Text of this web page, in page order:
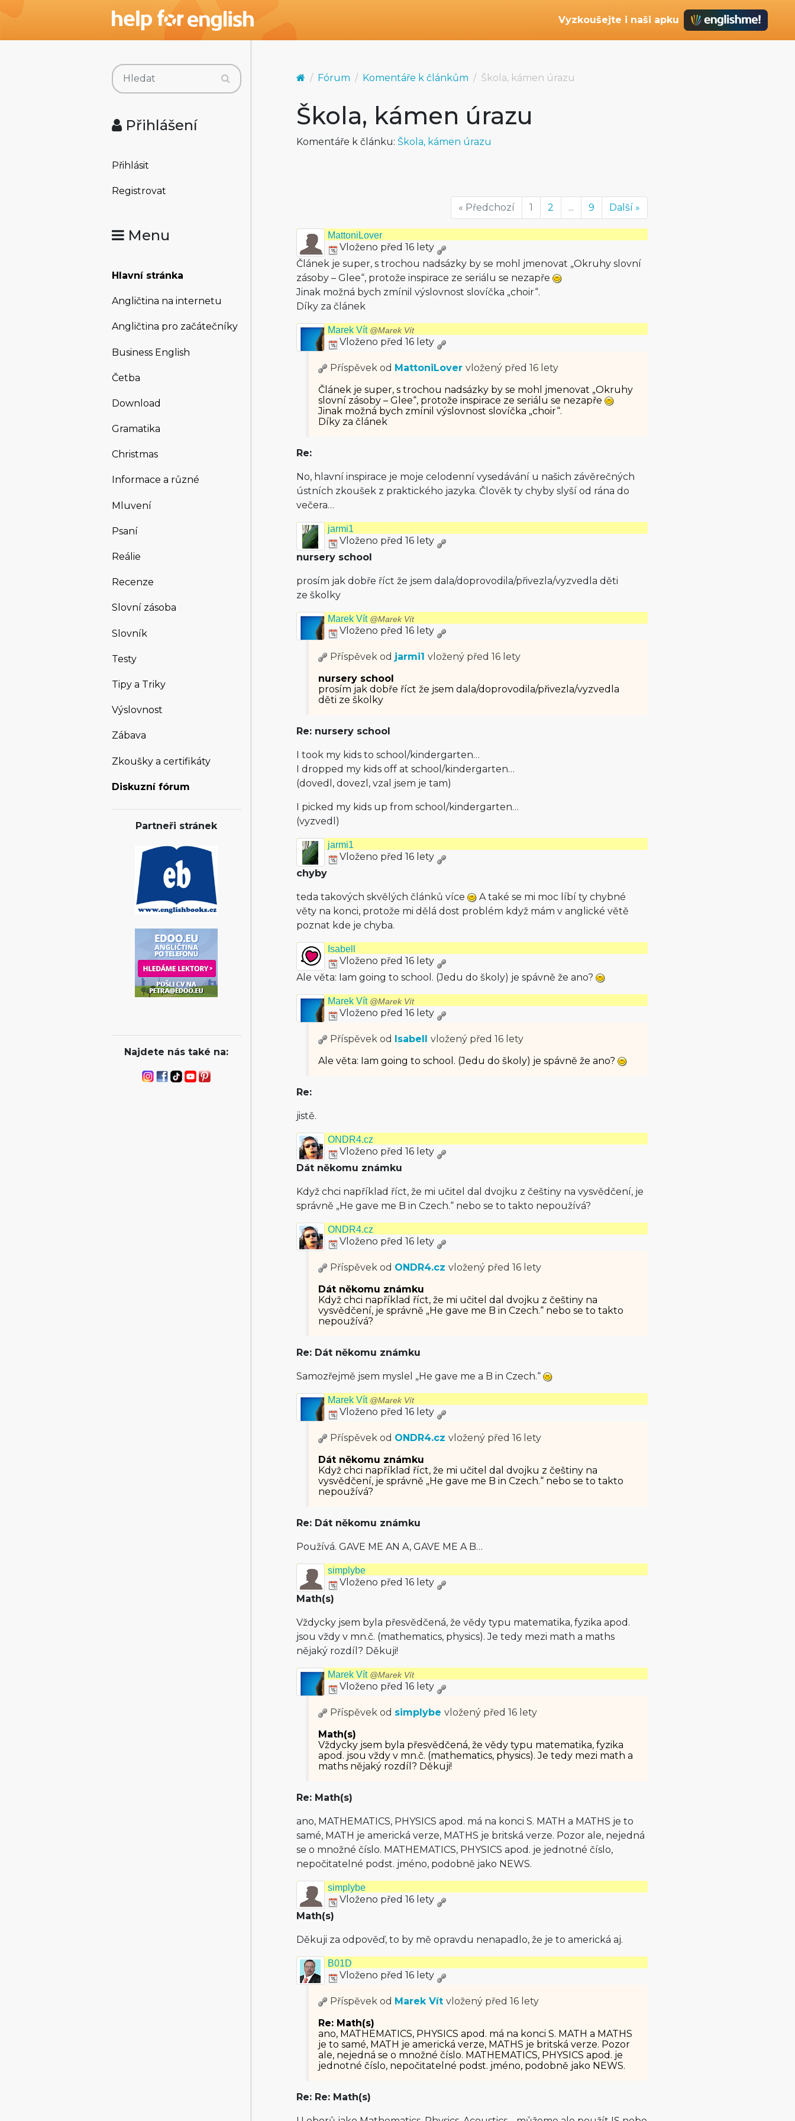
Vyzkoušejte i naši apku
Přihlášení
Přihlásit
Registrovat
Menu
Hlavní stránka
Angličtina na internetu
Angličtina pro začátečníky
Business English
Četba
Download
Gramatika
Christmas
Informace a různé
Mluvení
Psaní
Reálie
Recenze
Slovní zásoba
Slovník
Testy
Tipy a Triky
Výslovnost
Zábava
Zkoušky a certifikáty
Diskuzní fórum
Partneři stránek
Najdete nás také na:
Fórum Komentáře k článkům Škola, kámen úrazu
Škola, kámen úrazu
Komentáře k článku: Škola, kámen úrazu
« Předchozí 1 2 ... 9 Další »
MattoniLover
Vloženo před 16 lety
Článek je super, s trochou nadsázky by se mohl jmenovat „Okruhy slovní
zásoby – Glee“, protože inspirace ze seriálu se nezapře
Jinak možná bych zmínil výslovnost slovíčka „choir“.
Díky za článek
Marek Vít @Marek Vít
Vloženo před 16 lety
Příspěvek od MattoniLover vložený před 16 lety
Článek je super, s trochou nadsázky by se mohl jmenovat „Okruhy
slovní zásoby – Glee“, protože inspirace ze seriálu se nezapře
Jinak možná bych zmínil výslovnost slovíčka „choir“.
Díky za článek
Re:
No, hlavní inspirace je moje celodenní vysedávání u našich závěrečných
ústních zkoušek z praktického jazyka. Člověk ty chyby slyší od rána do
večera…
jarmi1
Vloženo před 16 lety
nursery school
prosím jak dobře říct že jsem dala/doprovodi­la/přivezla/vyz­vedla děti
ze školky
Marek Vít @Marek Vít
Vloženo před 16 lety
Příspěvek od jarmi1 vložený před 16 lety
nursery school
prosím jak dobře říct že jsem dala/doprovodi­la/přivezla/vyz­vedla
děti ze školky
Re: nursery school
I took my kids to school/kinder­garten…
I dropped my kids off at school/kinder­garten…
(dovedl, dovezl, vzal jsem je tam)
I picked my kids up from school/kinder­garten…
(vyzvedl)
jarmi1
Vloženo před 16 lety
chyby
teda takových skvělých článků více
A také se mi moc líbí ty chybné
věty na konci, protože mi dělá dost problém když mám v anglické větě
poznat kde je chyba.
Isabell
Vloženo před 16 lety
Ale věta: Iam going to school. (Jedu do školy) je spávně že ano?
Marek Vít @Marek Vít
Vloženo před 16 lety
Příspěvek od Isabell vložený před 16 lety
Ale věta: Iam going to school. (Jedu do školy) je spávně že ano?
Re:
jistě.
ONDR4.cz
Vloženo před 16 lety
Dát někomu známku
Když chci například říct, že mi učitel dal dvojku z češtiny na vysvědčení, je
správně „He gave me B in Czech.“ nebo se to takto nepoužívá?
ONDR4.cz
Vloženo před 16 lety
Příspěvek od ONDR4.cz vložený před 16 lety
Dát někomu známku
Když chci například říct, že mi učitel dal dvojku z češtiny na
vysvědčení, je správně „He gave me B in Czech.“ nebo se to takto
nepoužívá?
Re: Dát někomu známku
Samozřejmě jsem myslel „He gave me a B in Czech.“
Marek Vít @Marek Vít
Vloženo před 16 lety
Příspěvek od ONDR4.cz vložený před 16 lety
Dát někomu známku
Když chci například říct, že mi učitel dal dvojku z češtiny na
vysvědčení, je správně „He gave me B in Czech.“ nebo se to takto
nepoužívá?
Re: Dát někomu známku
Používá. GAVE ME AN A, GAVE ME A B…
simplybe
Vloženo před 16 lety
Math(s)
Vždycky jsem byla přesvědčená, že vědy typu matematika, fyzika apod.
jsou vždy v mn.č. (mathematics, physics). Je tedy mezi math a maths
nějaký rozdíl? Děkuji!
Marek Vít @Marek Vít
Vloženo před 16 lety
Příspěvek od simplybe vložený před 16 lety
Math(s)
Vždycky jsem byla přesvědčená, že vědy typu matematika, fyzika
apod. jsou vždy v mn.č. (mathematics, physics). Je tedy mezi math a
maths nějaký rozdíl? Děkuji!
Re: Math(s)
ano, MATHEMATICS, PHYSICS apod. má na konci S. MATH a MATHS je to
samé, MATH je americká verze, MATHS je britská verze. Pozor ale, nejedná
se o množné číslo. MATHEMATICS, PHYSICS apod. je jednotné číslo,
nepočitatelné podst. jméno, podobně jako NEWS.
simplybe
Vloženo před 16 lety
Math(s)
Děkuji za odpověď, to by mě opravdu nenapadlo, že je to americká aj.
B01D
Vloženo před 16 lety
Příspěvek od Marek Vít vložený před 16 lety
Re: Math(s)
ano, MATHEMATICS, PHYSICS apod. má na konci S. MATH a MATHS
je to samé, MATH je americká verze, MATHS je britská verze. Pozor
ale, nejedná se o množné číslo. MATHEMATICS, PHYSICS apod. je
jednotné číslo, nepočitatelné podst. jméno, podobně jako NEWS.
Re: Re: Math(s)